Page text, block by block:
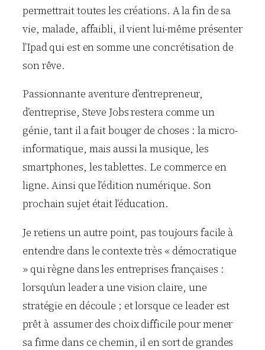
permettrait toutes les créations. A la fin de sa
vie, malade, affaibli, il vient lui-même présenter
l’Ipad qui est en somme une concrétisation de
son rêve.
Passionnante aventure d’entrepreneur,
d’entreprise, Steve Jobs restera comme un
génie, tant il a fait bouger de choses : la micro-
informatique, mais aussi la musique, les
smartphones, les tablettes. Le commerce en
ligne. Ainsi que l’édition numérique. Son
prochain sujet était l’éducation.
Je retiens un autre point, pas toujours facile à
entendre dans le contexte très « démocratique
» qui règne dans les entreprises françaises :
lorsqu’un leader a une vision claire, une
stratégie en découle ; et lorsque ce leader est
prêt à assumer des choix difficile pour mener
sa firme dans ce chemin, il en sort de grandes